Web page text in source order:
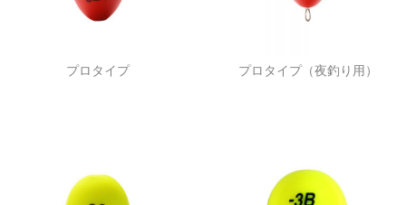
プロタイプ プロタイプ（夜釣り用）